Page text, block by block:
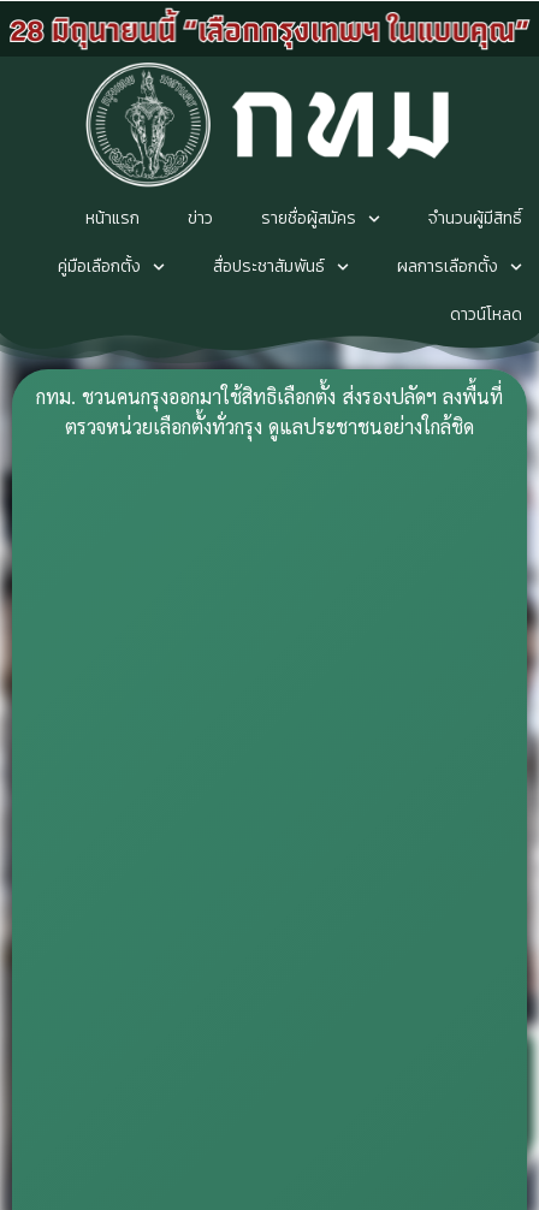
หน้าแรก ข่าว รายชื่อผู้สมัคร
จำนวนผู้มีสิทธิ์
คู่มือเลือกตั้ง
สื่อประชาสัมพันธ์
ผลการเลือกตั้ง
ดาวน์โหลด
กทม. ชวนคนกรุงออกมาใช้สิทธิเลือกตั้ง ส่งรองปลัดฯ ลงพื้นที่
ตรวจหน่วยเลือกตั้งทั่วกรุง ดูแลประชาชนอย่างใกล้ชิด